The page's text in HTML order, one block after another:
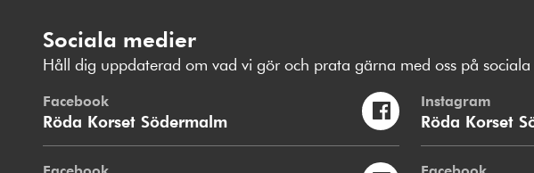
Sociala medier
Håll dig uppdaterad om vad vi gör och prata gärna med oss på sociala
Facebook
Röda Korset Södermalm
Instagram
Röda Korset